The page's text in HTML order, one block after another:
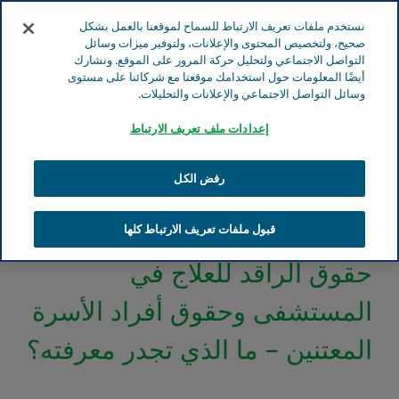
انتقل إلى المحتوى الرئيسي
حقوق الراقد للعلاج في المستشفى وحقوق أفراد الأسرة
المعتنين – ما الذي تجدر معرفته؟
حقوق الراقد للعلاج في
المستشفى وحقوق أفراد الأسرة
المعتنين – ما الذي تجدر معرفته؟
نستخدم ملفات تعريف الارتباط للسماح لموقعنا بالعمل بشكل
صحيح، ولتخصيص المحتوى والإعلانات، ولتوفير ميزات وسائل
التواصل الاجتماعي ولتحليل حركة المرور على الموقع. ونشارك
أيضًا المعلومات حول استخدامك موقعنا مع شركائنا على مستوى
وسائل التواصل الاجتماعي والإعلانات والتحليلات.
إعدادات ملف تعريف الارتباط
رفض الكل
قبول ملفات تعريف الارتباط كلها